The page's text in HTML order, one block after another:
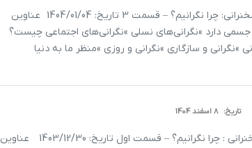
یا مستعان متن سخنرانی سید محمد انجوی‎نژاد موضوع سخنرانی: چرا نگرانیم؟ – قسمت 3 تاریخ: 1404/01/04 عناوین
دارد »نگرانی‌‌های نسلی »نگرانی‌های اجتماعی چیست؟
»نگرانی و سازگاری »نگرانی و روزی »منظر ما به دنیا
تاریخ: 8 اسفند 1404
یا مستعان متن سخنرانی سید محمد انجوی‎نژاد موضوع سخنرانی : چرا نگرانیم؟ – قسمت اول تاریخ: 1403/12/30 عناوین